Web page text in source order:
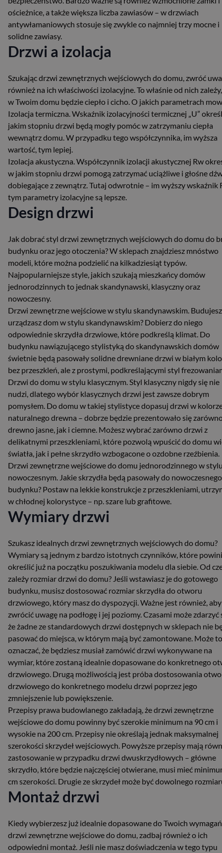
ościeżnice, a także większa liczba zawiasów – w drzwiach
antywłamaniowych stosuje się zwykle co najmniej trzy mocne i
solidne zawiasy.
Drzwi a izolacja
Szukając drzwi zewnętrznych wejściowych do domu, zwróć
również na ich właściwości izolacyjne. To właśnie od nich
w Twoim domu będzie ciepło i cicho. O jakich parametrach
Izolacja termiczna. Wskaźnik izolacyjności termicznej „U”
jakim stopniu drzwi będą mogły pomóc w zatrzymaniu ciepła
wewnątrz domu. W przypadku tego współczynnika, im wyższa
wartość, tym lepiej.
Izolacja akustyczna. Współczynnik izolacji akustycznej Rw
w jakim stopniu drzwi pomogą zatrzymać uciążliwe i głośne
dobiegające z zewnątrz. Tutaj odwrotnie – im wyższy wskaźnik
tym parametry izolacyjne są lepsze.
Design drzwi
Jak dobrać styl drzwi zewnętrznych wejściowych do domu do
budynku oraz jego otoczenia? W sklepach znajdziesz mnóstwo
modeli, które można podzielić na kilkadziesiąt typów.
Najpopularniejsze style, jakich szukają mieszkańcy domów
jednorodzinnych to jednak skandynawski, klasyczny oraz
nowoczesny.
Drzwi zewnętrzne wejściowe w stylu skandynawskim.
urządzasz dom w stylu skandynawskim? Dobierz do niego
odpowiednie skrzydła drzwiowe, które podkreślą klimat. Do
budynku nawiązującego stylistyką do skandynawskich domów
świetnie będą pasowały solidne drewniane drzwi w białym
bez przeszkleń, ale z prostymi, podkreślającymi styl
Drzwi do domu w stylu klasycznym. Styl klasyczny nigdy się nie
nudzi, dlatego wybór klasycznych drzwi jest zawsze dobrym
pomysłem. Do domu w takiej stylistyce dopasuj drzwi w
naturalnego drewna – dobrze będzie prezentowało się
drewno jasne, jak i ciemne. Możesz wybrać zarówno drzwi z
delikatnymi przeszkleniami, które pozwolą wpuścić do domu
światła, jak i pełne skrzydło wzbogacone o ozdobne rzeźbienia.
Drzwi zewnętrzne wejściowe do domu jednorodzinnego w
nowoczesnym. Jakie skrzydła będą pasowały do nowoczesnego
budynku? Postaw na lekkie konstrukcje z przeszkleniami,
w chłodnej kolorystyce – np. szare lub grafitowe.
Wymiary drzwi
Szukasz idealnych drzwi zewnętrznych wejściowych do domu?
Wymiary są jednym z bardzo istotnych czynników, które
określić już na początku poszukiwania modelu dla siebie. Od
zależy rozmiar drzwi do domu? Jeśli wstawiasz je do gotowego
budynku, musisz dostosować rozmiar skrzydła do otworu
drzwiowego, który masz do dyspozycji. Ważne jest również, aby
zwrócić uwagę na podłogę i jej poziomy. Czasami może zdarzyć
że żadne ze standardowych drzwi dostępnych w sklepach nie
pasować do miejsca, w którym mają być zamontowane. Może to
oznaczać, że będziesz musiał zamówić drzwi wykonywane na
wymiar, które zostaną idealnie dopasowane do konkretnego
drzwiowego. Drugą możliwością jest próba dostosowania
drzwiowego do konkretnego modelu drzwi poprzez jego
zmniejszenie lub powiększenie.
Przepisy prawa budowlanego zakładają, że drzwi zewnętrzne
wejściowe do domu powinny być szerokie minimum na 90 cm i
wysokie na 200 cm. Przepisy nie określają jednak maksymalnej
szerokości skrzydeł wejściowych. Powyższe przepisy mają
zastosowanie w przypadku drzwi dwuskrzydłowych – główne
skrzydło, które będzie najczęściej otwierane, musi mieć
cm szerokości. Drugie ze skrzydeł może być dowolnego
Montaż drzwi
Kiedy wybierzesz już idealnie dopasowane do Twoich wymagań
drzwi zewnętrzne wejściowe do domu, zadbaj również o ich
odpowiedni montaż. Jeśli nie masz doświadczenia w tego typu